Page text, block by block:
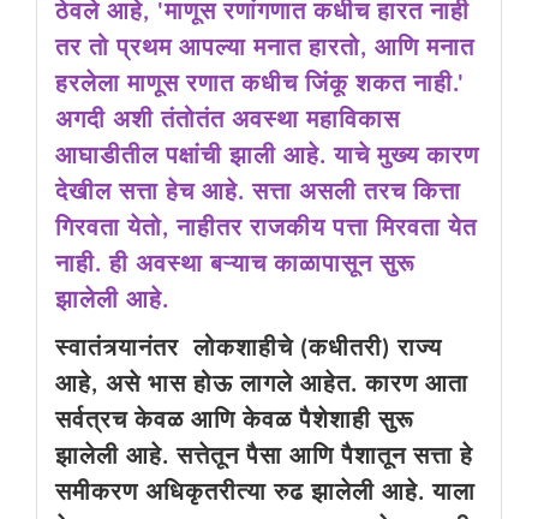
ठेवले आहे, 'माणूस रणांगणात कधीच हारत नाही
तर तो प्रथम आपल्या मनात हारतो, आणि मनात
हरलेला माणूस रणात कधीच जिंकू शकत नाही.'
अगदी अशी तंतोतंत अवस्था महाविकास
आघाडीतील पक्षांची झाली आहे. याचे मुख्य कारण
देखील सत्ता हेच आहे. सत्ता असली तरच कित्ता
गिरवता येतो, नाहीतर राजकीय पत्ता मिरवता येत
नाही. ही अवस्था बऱ्याच काळापासून सुरू
झालेली आहे.
स्वातंत्र्यानंतर लोकशाहीचे (कधीतरी) राज्य
आहे, असे भास होऊ लागले आहेत. कारण आता
सर्वत्रच केवळ आणि केवळ पैशेशाही सुरू
झालेली आहे. सत्तेतून पैसा आणि पैशातून सत्ता हे
समीकरण अधिकृतरीत्या रुढ झालेली आहे. याला